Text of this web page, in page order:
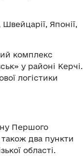
Японії,
комплекс
у районі Керчі.
логістики
Першого
також два пункти
області.